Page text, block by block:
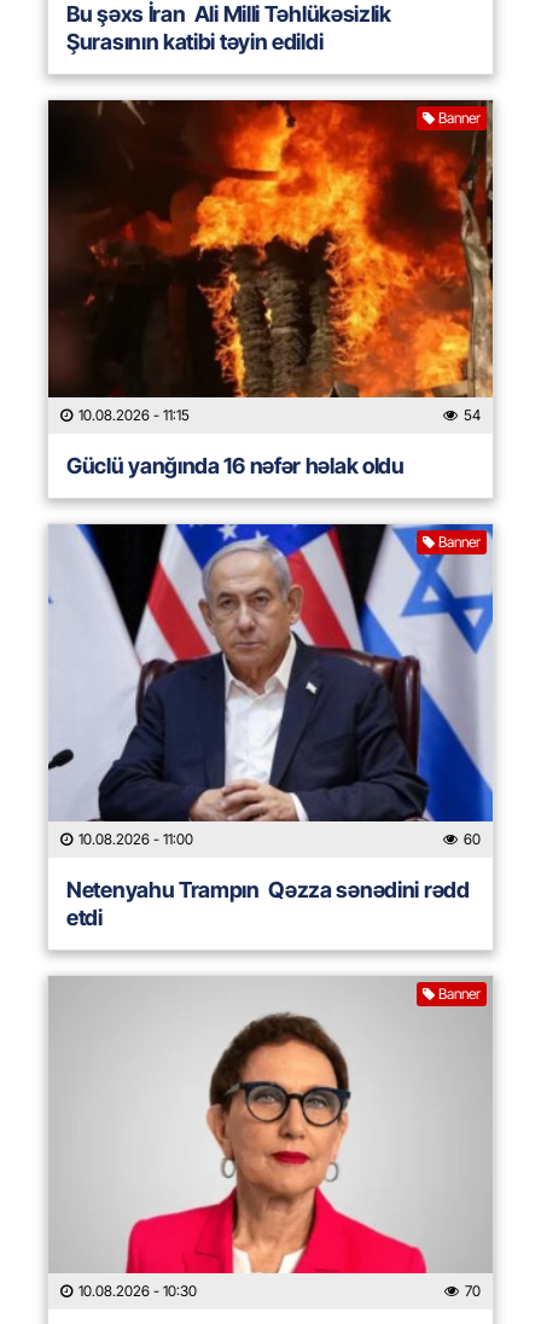
Bu şəxs İran Ali Milli Təhlükəsizlik
Şurasının katibi təyin edildi
Banner
10.08.2026 - 11:15 54
Güclü yanğında 16 nəfər həlak oldu
Banner
10.08.2026 - 11:00 60
Netenyahu Trampın Qəzza sənədini rədd
etdi
Banner
10.08.2026 - 10:30 70